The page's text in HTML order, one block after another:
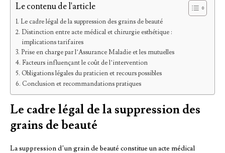
Le contenu de l'article
Le cadre légal de la suppression des grains de beauté
Distinction entre acte médical et chirurgie esthétique :
implications tarifaires
Prise en charge par l’Assurance Maladie et les mutuelles
Facteurs influençant le coût de l’intervention
Obligations légales du praticien et recours possibles
Conclusion et recommandations pratiques
Le cadre légal de la suppression des
grains de beauté
La suppression d’un grain de beauté constitue un acte médical